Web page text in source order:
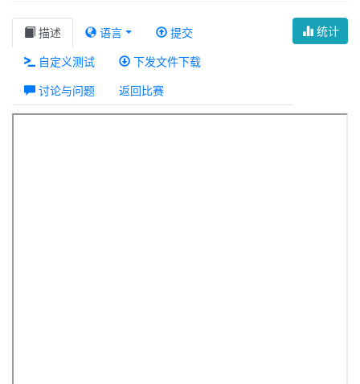
统计
描述 语言 提交
自定义测试 下发文件下载
讨论与问题 返回比赛